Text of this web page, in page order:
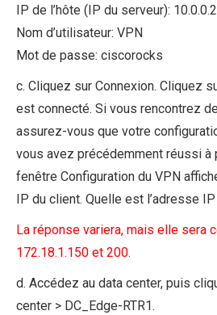
IP de l’hôte (IP du serveur): 10.0.0.2
Nom d’utilisateur: VPN
Mot de passe: ciscorocks
c. Cliquez sur Connexion. Cliquez
est connecté. Si vous rencontrez
assurez-vous que votre
vous avez précédemment réussi à
fenêtre Configuration du VPN
IP du client. Quelle est l’adresse
La réponse variera, mais elle sera
172.18.1.150 et 200.
d. Accédez au data center, puis
center > DC_Edge-RTR1.